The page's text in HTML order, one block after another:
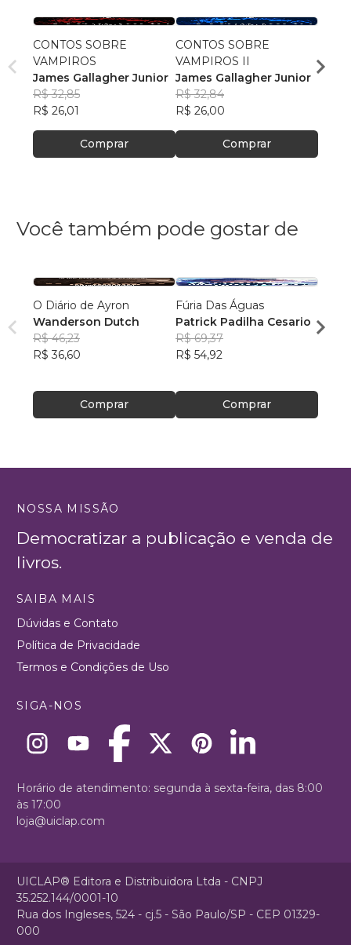
CONTOS SOBRE
VAMPIROS
James Gallagher Junior
R$ 32,85
R$ 26,01
Comprar
CONTOS SOBRE
VAMPIROS II
James Gallagher Junior
R$ 32,84
R$ 26,00
Comprar
R$
Você também pode gostar de
O Diário de Ayron
Wanderson Dutch
R$ 46,23
R$ 36,60
Comprar
Fúria Das Águas
Patrick Padilha Cesario
R$ 69,37
R$ 54,92
Comprar
R$
NOSSA MISSÃO
Democratizar a publicação e venda de
livros.
SAIBA MAIS
Dúvidas e Contato
Política de Privacidade
Termos e Condições de Uso
SIGA-NOS
Horário de atendimento: segunda à sexta-feira, das 8:00
às 17:00
loja@uiclap.com
UICLAP® Editora e Distribuidora Ltda - CNPJ
35.252.144/0001-10
Rua dos Ingleses, 524 - cj.5 - São Paulo/SP - CEP 01329-
000